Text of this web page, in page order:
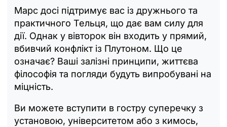
Марс досі підтримує вас із дружнього та
практичного Тельця, що дає вам силу для
дії. Однак у вівторок він входить у прямий,
вбивчий конфлікт із Плутоном. Що це
означає? Ваші залізні принципи, життєва
філософія та погляди будуть випробувані на
міцність.
Ви можете вступити в гостру суперечку з
установою, університетом або з кимось,